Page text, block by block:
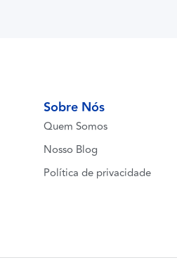
Sobre Nós
Quem Somos
Nosso Blog
Política de privacidade